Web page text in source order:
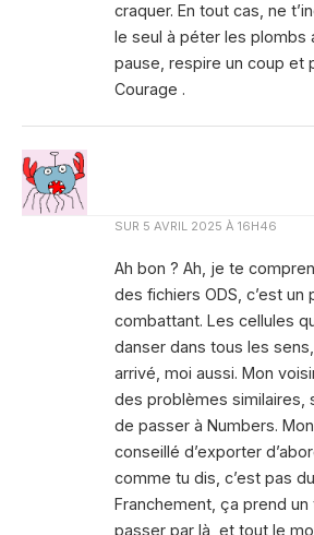
craquer. En tout cas, ne
le seul à péter les plombs
pause, respire un coup et
Courage .
SUR 5 AVRIL 2025 À 16H46
Ah bon ? Ah, je te
des fichiers ODS, c’est un
combattant. Les cellules
danser dans tous les
arrivé, moi aussi. Mon
des problèmes similaires,
de passer à Numbers.
conseillé d’exporter
comme tu dis, c’est pas
Franchement, ça prend
passer par là, et tout le